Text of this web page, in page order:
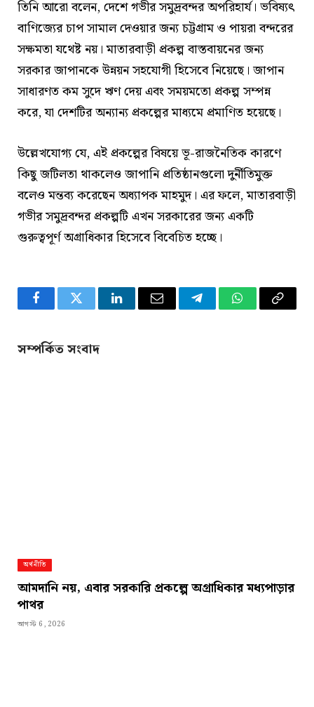
তিনি আরো বলেন, দেশে গভীর সমুদ্রবন্দর অপরিহার্য। ভবিষ্যৎ
বাণিজ্যের চাপ সামাল দেওয়ার জন্য চট্টগ্রাম ও পায়রা বন্দরের
সক্ষমতা যথেষ্ট নয়। মাতারবাড়ী প্রকল্প বাস্তবায়নের জন্য
সরকার জাপানকে উন্নয়ন সহযোগী হিসেবে নিয়েছে। জাপান
সাধারণত কম সুদে ঋণ দেয় এবং সময়মতো প্রকল্প সম্পন্ন
করে, যা দেশটির অন্যান্য প্রকল্পের মাধ্যমে প্রমাণিত হয়েছে।
উল্লেখযোগ্য যে, এই প্রকল্পের বিষয়ে ভূ-রাজনৈতিক কারণে
কিছু জটিলতা থাকলেও জাপানি প্রতিষ্ঠানগুলো দুর্নীতিমুক্ত
বলেও মন্তব্য করেছেন অধ্যাপক মাহমুদ। এর ফলে, মাতারবাড়ী
গভীর সমুদ্রবন্দর প্রকল্পটি এখন সরকারের জন্য একটি
গুরুত্বপূর্ণ অগ্রাধিকার হিসেবে বিবেচিত হচ্ছে।
FacebookTwitter LinkedInEmail TelegramWhatsApp
Copy
সম্পর্কিত সংবাদ
অর্থনীতি
আমদানি নয়, এবার সরকারি প্রকল্পে অগ্রাধিকার মধ্যপাড়ার
পাথর
আগস্ট 6, 2026